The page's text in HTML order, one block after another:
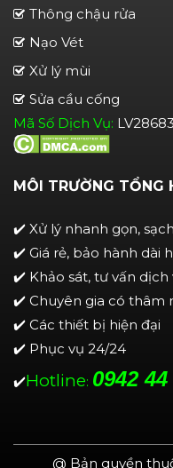
Thông chậu rửa
Nạo Vét
Xử lý mùi
Sửa cầu cống
Mã Số Dịch Vụ: LV28683
MÔI TRƯỜNG TỔNG
✔️ Xử lý nhanh gọn,
✔️ Giá rẻ, bảo hành dài
✔️ Khảo sát, tư vấn
✔️ Chuyên gia có thâm
✔️ Các thiết bị hiện đại
✔️ Phục vụ 24/24
✔️Hotline: 0942 44
@ Bản quyền